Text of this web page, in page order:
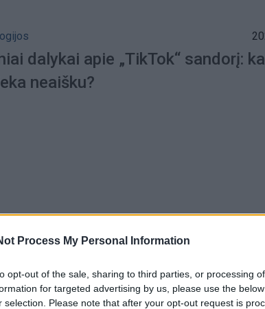
Process My Personal Information
opt-out of the sale, sharing to third parties, or processing
for targeted advertising by us, please use the
selection. Please note that after your opt-out request is
dalykai apie „TikTok“ sandorį:
neaišku?